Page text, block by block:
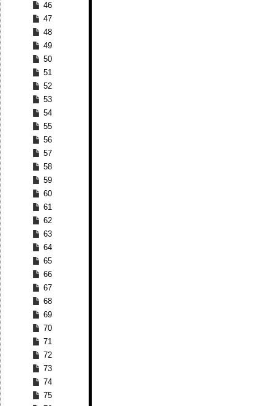
46
47
48
49
50
51
52
53
54
55
56
57
58
59
60
61
62
63
64
65
66
67
68
69
70
71
72
73
74
75